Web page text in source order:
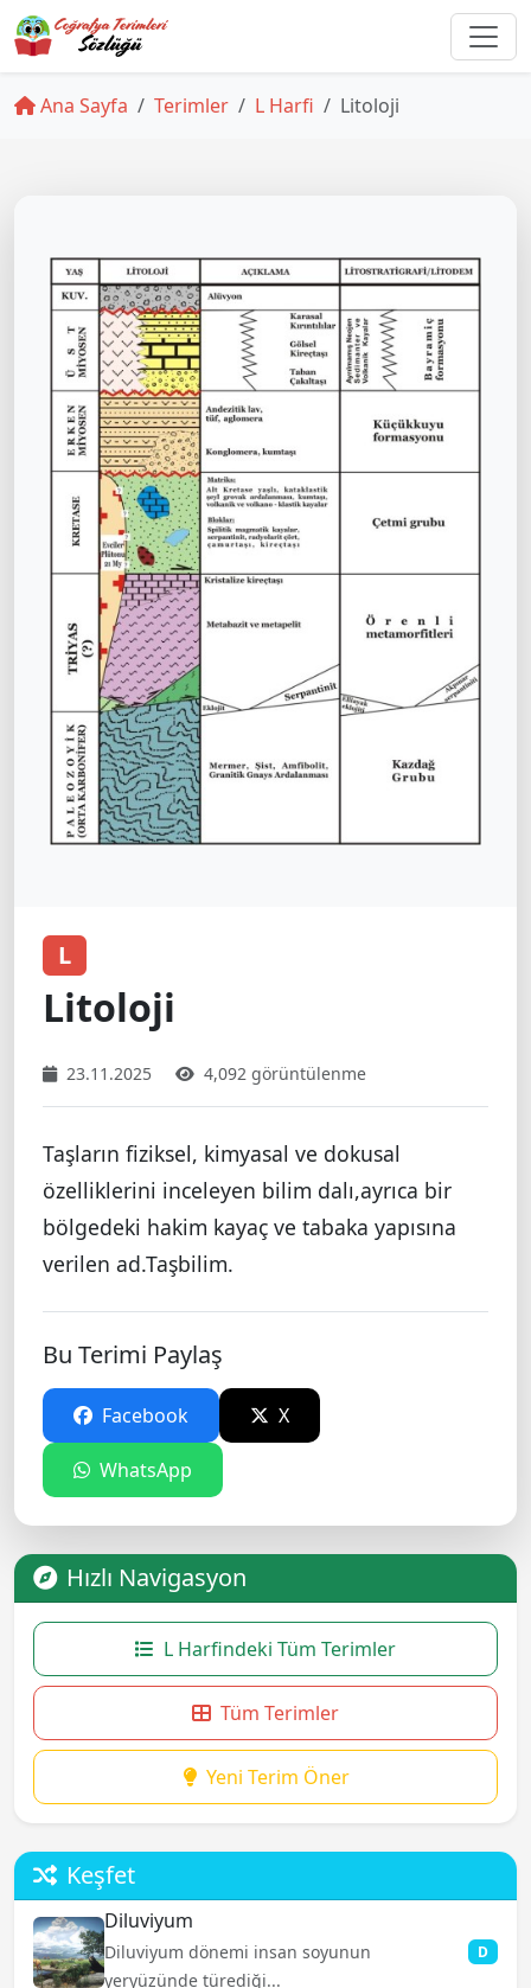
Ana Sayfa Terimler L Harfi Litoloji
L
Litoloji
23.11.2025 4,092 görüntülenme
Taşların fiziksel, kimyasal ve dokusal
özelliklerini inceleyen bilim dalı,ayrıca bir
bölgedeki hakim kayaç ve tabaka yapısına
verilen ad.Taşbilim.
Bu Terimi Paylaş
Facebook X
WhatsApp
Hızlı Navigasyon
L Harfindeki Tüm Terimler
Tüm Terimler
Yeni Terim Öner
Keşfet
Diluviyum
Diluviyum dönemi insan soyunun
yeryüzünde türediği...
D